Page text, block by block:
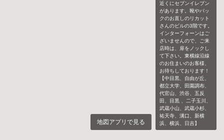
近くにセブンイレブン
があります。靴やバッ
クのお直しのリカット
さんのビルの3階です。
インターフォーンはご
ざいませんので、ご来
店時は、扉をノックし
て下さい。東横線沿線
のお住まいのお客様、
お待ちしております！
【中目黒、自由が丘、
都立大学、田園調布、
代官山、渋谷、五反
田、目黒 、二子玉川、
武蔵小山、武蔵小杉、
祐天寺、溝口、新横
浜、横浜、日吉】
地図アプリで見る